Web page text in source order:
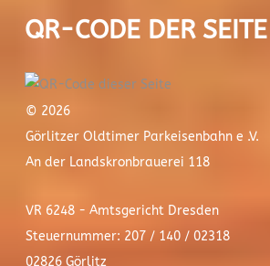
QR-CODE DER SEITE
© 2026
Görlitzer Oldtimer Parkeisenbahn e .V.
An der Landskronbrauerei 118
VR 6248 - Amtsgericht Dresden
Steuernummer: 207 / 140 / 02318
02826 Görlitz